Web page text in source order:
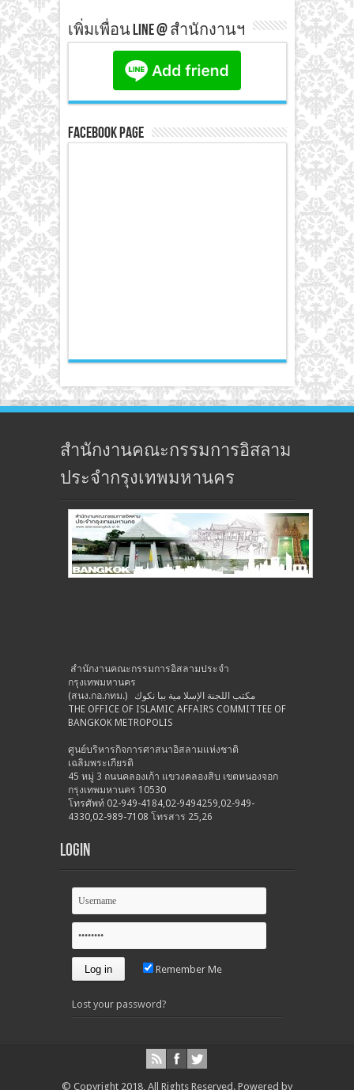
เพิ่มเพื่อน line @ สำนักงานฯ
Facebook Page
สำนักงานคณะกรรมการอิสลาม
ประจำกรุงเทพมหานคร
สำนักงานคณะกรรมการอิสลามประจำ
กรุงเทพมหานคร
(สนง.กอ.กทม.) مكتب اللجنة الإسلا مية ببا نكوك
THE OFFICE OF ISLAMIC AFFAIRS COMMITTEE OF
BANGKOK METROPOLIS
ศูนย์บริหารกิจการศาสนาอิสลามแห่งชาติ
เฉลิมพระเกียรติ
45 หมู่ 3 ถนนคลองเก้า แขวงคลองสิบ เขตหนองจอก
กรุงเทพมหานคร 10530
โทรศัพท์ 02-949-4184,02-9494259,02-949-
4330,02-989-7108 โทรสาร 25,26
Login
Remember Me
Lost your password?
© Copyright 2018, All Rights Reserved. Powered by